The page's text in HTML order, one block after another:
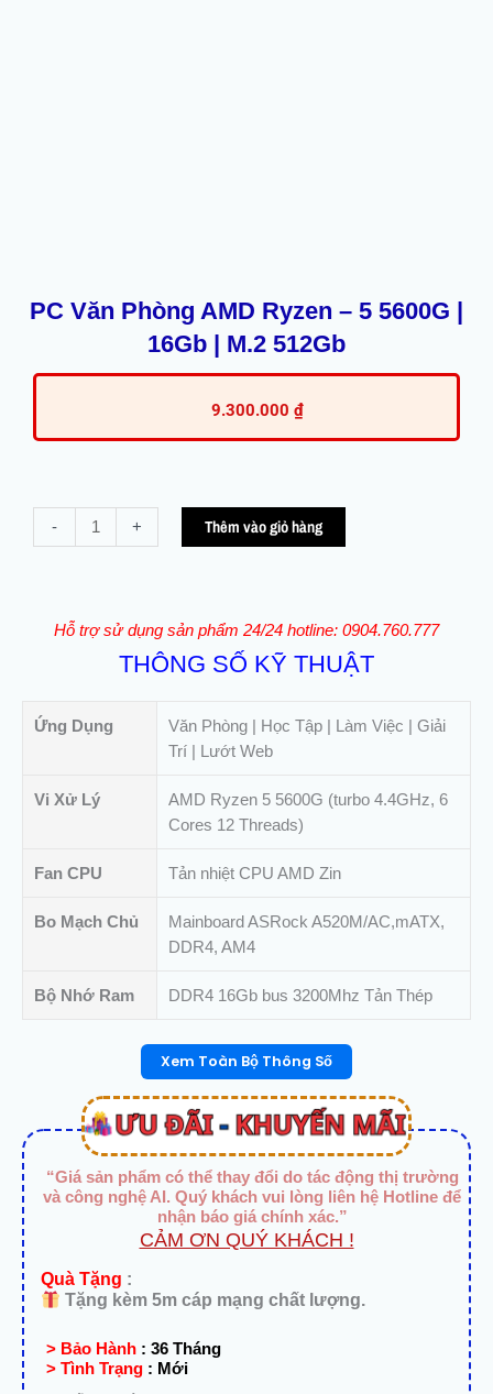
PC Văn Phòng AMD Ryzen – 5 5600G |
16Gb | M.2 512Gb
9.300.000 ₫
-
Văn
Ryzen
|
M.2
lượng
+ Thêm vào giỏ hàng
Hỗ trợ sử dụng sản phẩm 24/24 hotline: 0904.760.777
THÔNG SỐ KỸ THUẬT
Ứng Dụng
Văn Phòng | Học Tập | Làm Việc | Giải
Trí | Lướt Web
Vi Xử Lý
AMD Ryzen 5 5600G (turbo 4.4GHz, 6
Cores 12 Threads)
Fan CPU Tản nhiệt CPU AMD Zin
Bo Mạch Chủ
Mainboard ASRock A520M/AC,mATX,
DDR4, AM4
Bộ Nhớ Ram DDR4 16Gb bus 3200Mhz Tản Thép
Xem Toàn Bộ Thông Số
“Giá sản phẩm có thể thay đổi do tác động thị trường
và công nghệ AI. Quý khách vui lòng liên hệ Hotline để
nhận báo giá chính xác.”
CẢM ƠN QUÝ KHÁCH !
Quà Tặng :
Tặng kèm 5m cáp mạng chất lượng.
> Bảo Hành : 36 Tháng
> Tình Trạng : Mới